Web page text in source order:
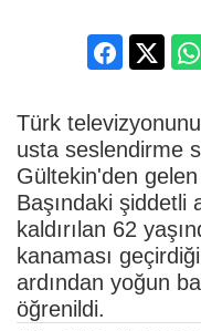
Türk
usta seslendirme
Gültekin'den
Başındaki şiddetli
kaldırılan 62
kanaması
ardından yoğun
öğrenildi.